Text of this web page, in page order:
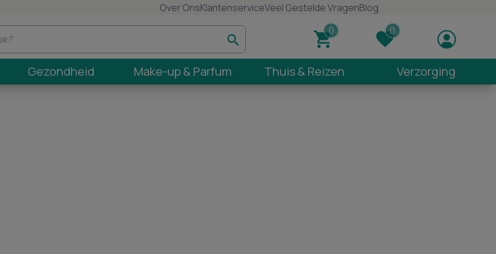
Over OnsKlantenserviceVeel Gestelde VragenBlog
Gezondheid Make-up & Parfum Thuis & Reizen Verzorging